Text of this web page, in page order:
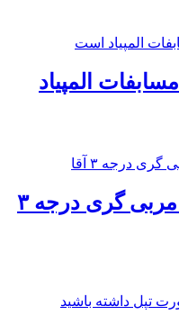
المپیاد
کلاس تئوری مربی گری درجه ۳